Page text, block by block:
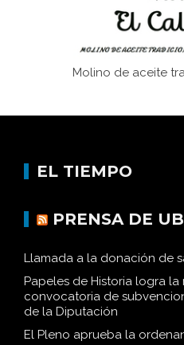
Molino de aceite
EL TIEMPO
PRENSA DE
Llamada a la donación de
Papeles de Historia logra
convocatoria de
de la Diputación
El Pleno aprueba la